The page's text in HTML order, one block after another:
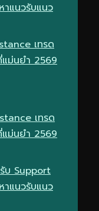
แนวรับแนว
เทรด
แม่นยำ 2569
เทรด
แม่นยำ 2569
บ Support
แนวรับแนว